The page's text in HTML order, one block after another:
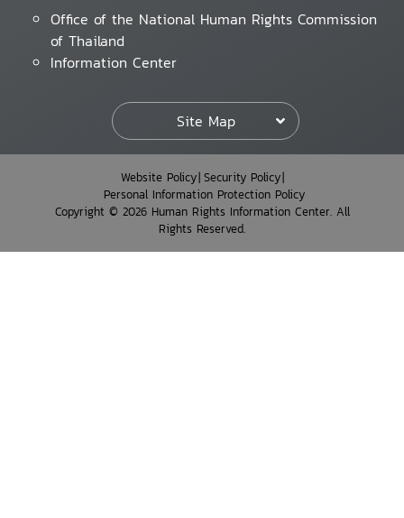
Office of the National Human Rights Commission
of Thailand
Information Center
Site Map
Website Policy Security Policy
Personal Information Protection Policy
Copyright © 2026 Human Rights Information Center. All
Rights Reserved.